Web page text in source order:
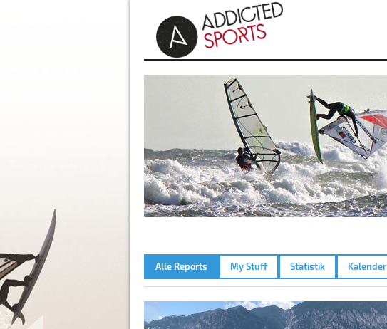
Alle Reports My Stuff Statistik Kalender
GARDASEE - NAVENE – 23.06.2023